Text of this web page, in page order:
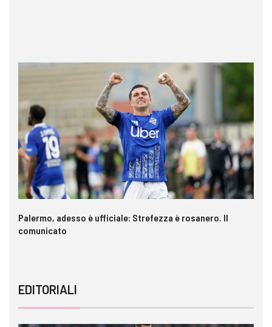
Palermo, adesso è ufficiale: Strefezza è rosanero. Il
comunicato
EDITORIALI